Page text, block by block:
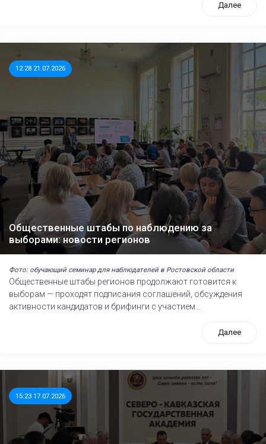
Далее
12:28 21.07.2026
Общественные штабы по наблюдению за
выборами: новости регионов
Фото: обучающий семинар для наблюдателей в Ростовской области
Общественные штабы регионов продолжают готовится к
выборам — проходят подписания соглашений, обсуждения
активности кандидатов и брифинги с участием...
Далее
15:23 17.07.2026